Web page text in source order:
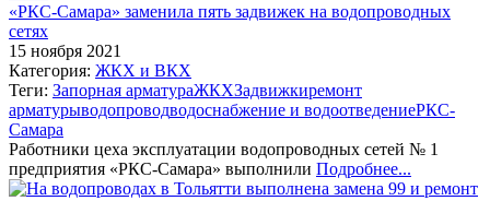
«РКС-Самара» заменила пять задвижек на водопроводных
сетях
15 ноября 2021
Категория: ЖКХ и ВКХ
Теги: Запорная арматураЖКХЗадвижкиремонт
арматурыводопроводводоснабжение и водоотведениеРКС-
Самара
Работники цеха эксплуатации водопроводных сетей № 1
предприятия «РКС-Самара» выполнили Подробнее...